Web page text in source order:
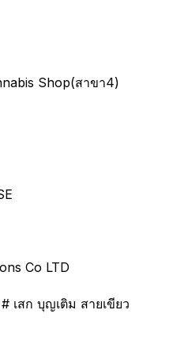
Shop(สาขา4)
Co LTD
เสก บุญเติม สายเขียว